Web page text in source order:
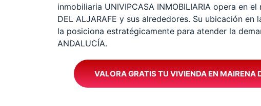
inmobiliaria UNIVIPCASA INMOBILIARIA opera en
DEL ALJARAFE y sus alrededores. Su ubicación en
la posiciona estratégicamente para atender la
ANDALUCÍA.
VALORA GRATIS TU VIVIENDA EN MAIRENA